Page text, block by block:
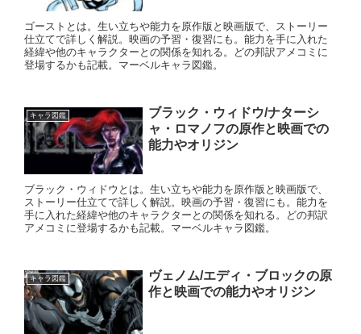
ゴーストとは。生い立ちや能力を原作版と映画版で、ストーリー
仕立てで詳しく解説。映画の予習・復習にも。能力を手に入れた
経緯や他のキャラクターとの関係を知れる。どの邦訳アメコミに
登場するかも記載。マーベルキャラ図鑑。
キャラ図鑑
ブラック・ウィドウ/ナターシ
ャ・ロマノフの原作と映画での
能力やオリジン
ブラック・ウィドウとは。生い立ちや能力を原作版と映画版で、
ストーリー仕立てで詳しく解説。映画の予習・復習にも。能力を
手に入れた経緯や他のキャラクターとの関係を知れる。どの邦訳
アメコミに登場するかも記載。マーベルキャラ図鑑。
キャラ図鑑
ヴェノム/エディ・ブロックの原
作と映画での能力やオリジン